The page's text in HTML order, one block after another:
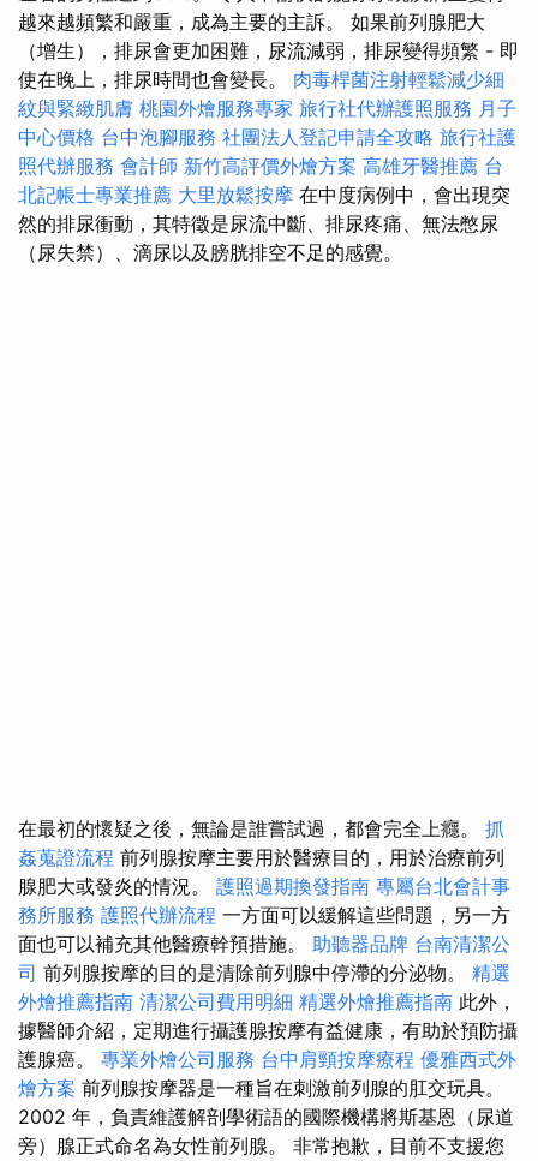
越來越頻繁和嚴重，成為主要的主訴。 如果前列腺肥大
（增生），排尿會更加困難，尿流減弱，排尿變得頻繁 - 即
使在晚上，排尿時間也會變長。 肉毒桿菌注射輕鬆減少細
紋與緊緻肌膚 桃園外燴服務專家 旅行社代辦護照服務 月子
中心價格 台中泡腳服務 社團法人登記申請全攻略 旅行社護
照代辦服務 會計師 新竹高評價外燴方案 高雄牙醫推薦 台
北記帳士專業推薦 大里放鬆按摩 在中度病例中，會出現突
然的排尿衝動，其特徵是尿流中斷、排尿疼痛、無法憋尿
（尿失禁）、滴尿以及膀胱排空不足的感覺。
在最初的懷疑之後，無論是誰嘗試過，都會完全上癮。 抓
姦蒐證流程 前列腺按摩主要用於醫療目的，用於治療前列
腺肥大或發炎的情況。 護照過期換發指南 專屬台北會計事
務所服務 護照代辦流程 一方面可以緩解這些問題，另一方
面也可以補充其他醫療幹預措施。 助聽器品牌 台南清潔公
司 前列腺按摩的目的是清除前列腺中停滯的分泌物。 精選
外燴推薦指南 清潔公司費用明細 精選外燴推薦指南 此外，
據醫師介紹，定期進行攝護腺按摩有益健康，有助於預防攝
護腺癌。 專業外燴公司服務 台中肩頸按摩療程 優雅西式外
燴方案 前列腺按摩器是一種旨在刺激前列腺的肛交玩具。
2002 年，負責維護解剖學術語的國際機構將斯基恩（尿道
旁）腺正式命名為女性前列腺。 非常抱歉，目前不支援您